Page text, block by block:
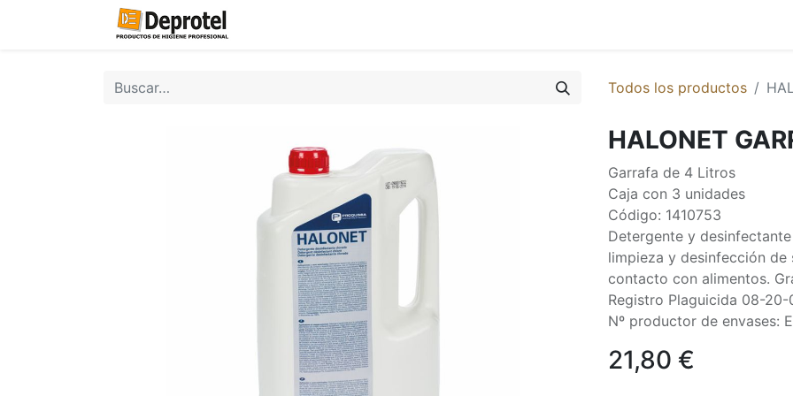
Todos los productos
HALONET
Garrafa de 4 Litros
Caja con 3 unidades
Código: 1410753
Detergente y
limpieza y desinfección
contacto con alimentos.
Registro Plaguicida 08-
Nº productor de envases:
21,80 €